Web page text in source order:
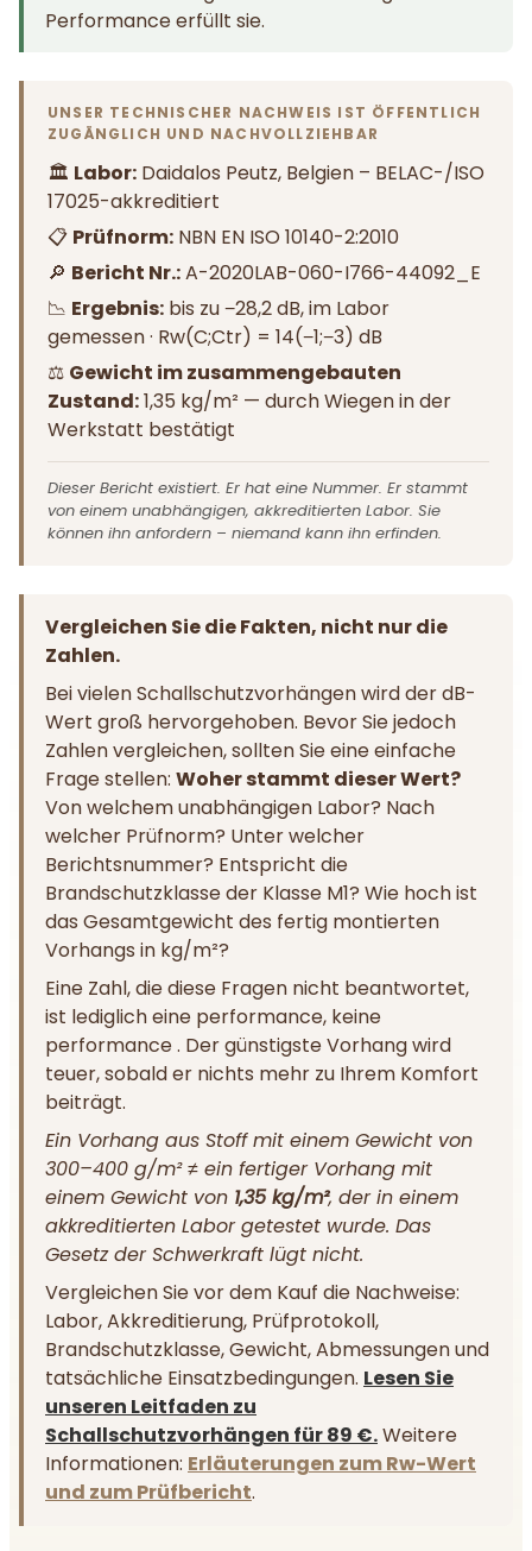
Performance erfüllt sie.
UNSER TECHNISCHER NACHWEIS IST ÖFFENTLICH
ZUGÄNGLICH UND NACHVOLLZIEHBAR
🏛️ Labor: Daidalos Peutz, Belgien – BELAC-/ISO
17025-akkreditiert
📋 Prüfnorm: NBN EN ISO 10140-2:2010
🔎 Bericht Nr.:A-2020LAB-060-I766-44092_E
📉 Ergebnis: bis zu −28,2 dB, im Labor
gemessen · Rw(C;Ctr) = 14(−1;−3) dB
⚖️ Gewicht im zusammengebauten
Zustand:1,35 kg/m² — durch Wiegen in der
Werkstatt bestätigt
Dieser Bericht existiert. Er hat eine Nummer. Er stammt
von einem unabhängigen, akkreditierten Labor. Sie
können ihn anfordern – niemand kann ihn erfinden.
Vergleichen Sie die Fakten, nicht nur die
Zahlen.
Bei vielen Schallschutzvorhängen wird der dB-
Wert groß hervorgehoben. Bevor Sie jedoch
Zahlen vergleichen, sollten Sie eine einfache
Frage stellen: Woher stammt dieser Wert?
Von welchem unabhängigen Labor? Nach
welcher Prüfnorm? Unter welcher
Berichtsnummer? Entspricht die
Brandschutzklasse der Klasse M1? Wie hoch ist
das Gesamtgewicht des fertig montierten
Vorhangs in kg/m²?
Eine Zahl, die diese Fragen nicht beantwortet,
ist lediglich eine performance, keine
performance . Der günstigste Vorhang wird
teuer, sobald er nichts mehr zu Ihrem Komfort
beiträgt.
Ein Vorhang aus Stoff mit einem Gewicht von
300–400 g/m² ≠ ein fertiger Vorhang mit
einem Gewicht von 1,35 kg/m², der in einem
akkreditierten Labor getestet wurde. Das
Gesetz der Schwerkraft lügt nicht.
Vergleichen Sie vor dem Kauf die Nachweise:
Labor, Akkreditierung, Prüfprotokoll,
Brandschutzklasse, Gewicht, Abmessungen und
tatsächliche Einsatzbedingungen. Lesen Sie
unseren Leitfaden zu
Schallschutzvorhängen für 89 €.Weitere
Informationen: Erläuterungen zum Rw-Wert
und zum Prüfbericht.